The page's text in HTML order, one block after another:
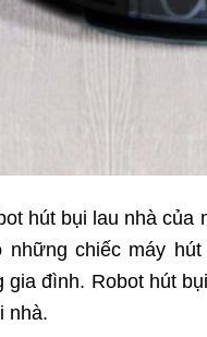
hút bụi lau nhà
chiếc máy
đình. Robot hút
nhà.